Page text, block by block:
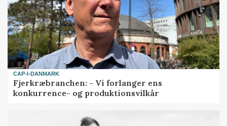
CAP-I-DANMARK
Fjerkræbranchen: - Vi forlanger ens
konkurrence- og produktionsvilkår